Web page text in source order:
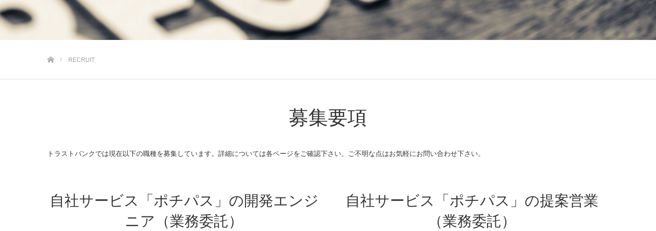
RECRUIT
募集要項
トラストバンクでは現在以下の職種を募集しています。詳細については各ページをご確認下さい。ご不明な点はお気軽にお問い合わせ下さい。
自社サービス「ポチパス」の開発エンジ
ニア（業務委託）
自社サービス「ポチパス」の提案営業
（業務委託）